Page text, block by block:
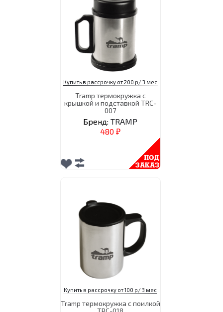
Купить в рассрочку от 200 р/ 3 мес
Tramp термокружка с
крышкой и подставкой TRC-
007
Бренд: TRAMP
480 ₽
Купить в рассрочку от 100 р/ 3 мес
Tramp термокружка с поилкой